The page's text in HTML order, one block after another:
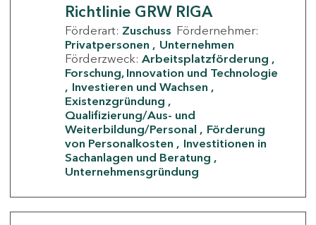
Richtlinie GRW RIGA
Förderart: Zuschuss Fördernehmer:
Privatpersonen
Unternehmen
Förderzweck: Arbeitsplatzförderung
Forschung, Innovation und Technologie
Investieren und Wachsen
Existenzgründung
Qualifizierung/Aus- und
Weiterbildung/Personal
Förderung
von Personalkosten
Investitionen in
Sachanlagen und Beratung
Unternehmensgründung